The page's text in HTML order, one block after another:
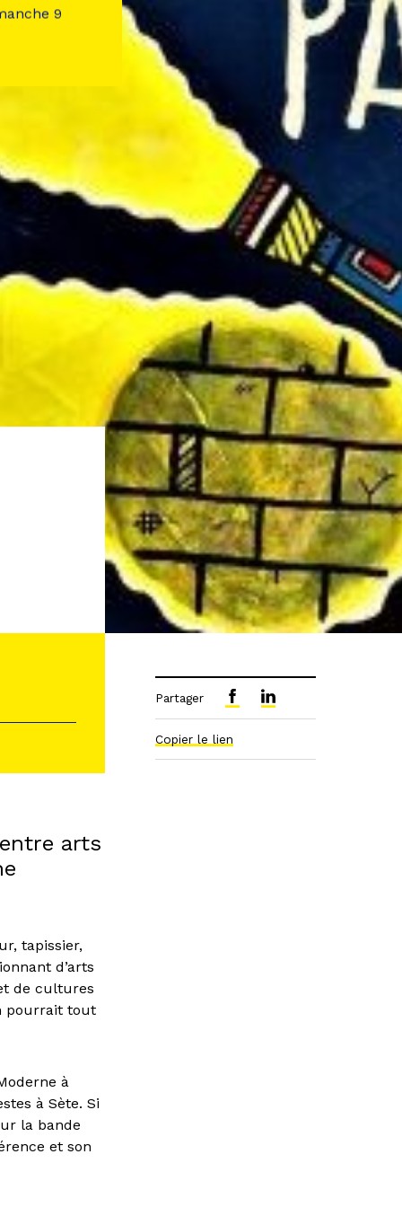
arts
tapissier,
d’arts
de cultures
pourrait tout
à
à Sète. Si
la bande
et son
Partager
Copier le lien
9